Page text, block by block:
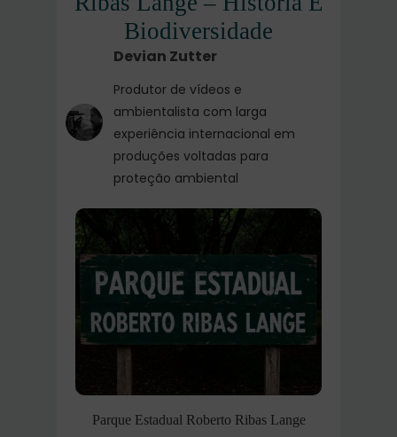
Biodiversidade
Devian Zutter
Produtor de vídeos e
ambientalista com larga
experiência internacional em
produções voltadas para
proteção ambiental
Parque Estadual Roberto Ribas Lange